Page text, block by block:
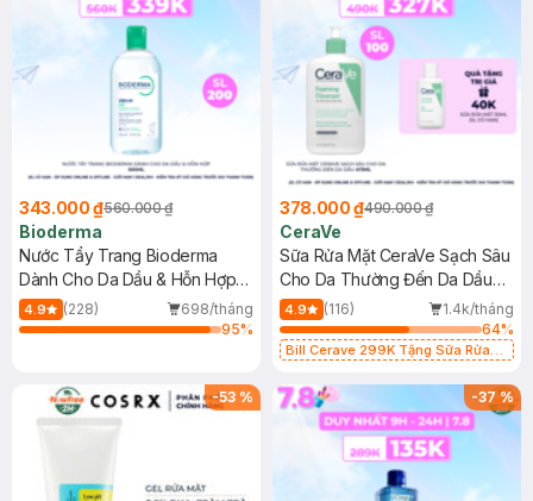
343.000 ₫560.000 ₫
Bioderma
Nước Tẩy Trang Bioderma
Dành Cho Da Dầu & Hỗn Hợp
500ml
4.9 (228)
698/tháng
95%
378.000 ₫490.000 ₫
CeraVe
Sữa Rửa Mặt CeraVe Sạch Sâu
Cho Da Thường Đến Da Dầu
473ml
4.9 (116)
1.4k/tháng
64%
Bill Cerave 299K Tặng Sữa Rửa
-53 % -37%